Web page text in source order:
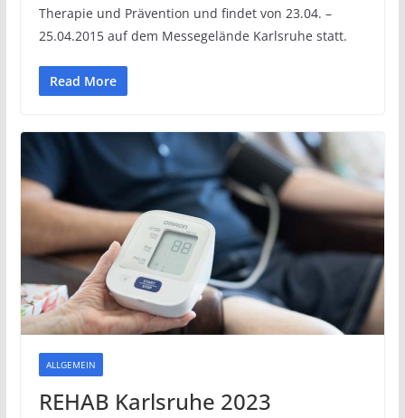
Therapie und Prävention und findet von 23.04. –
25.04.2015 auf dem Messegelände Karlsruhe statt.
Read More
ALLGEMEIN
REHAB Karlsruhe 2023